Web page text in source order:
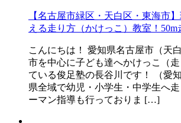
【名古屋市緑区・天白区・東海市
える走り方（かけっこ）教室！50m
こんにちは！ 愛知県名古屋市（天
市を中心に子ども達へかけっこ（
ている俊足塾の長谷川です！ （愛
県全域で幼児・小学生・中学生へ
ーマン指導も行っておりま […]